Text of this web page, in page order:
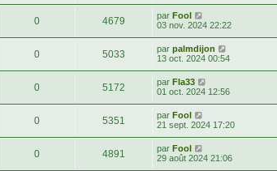
0 4679 par Fool
03 nov. 2024 22:22
0 5033 par palmdijon
13 oct. 2024 00:54
0 5172 par Fla33
01 oct. 2024 12:56
0 5351 par Fool
21 sept. 2024 17:20
0 4891 par Fool
29 août 2024 21:06